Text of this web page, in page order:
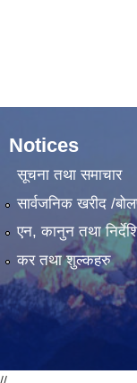
Notices
सूचना तथा समाचार
सार्वजनिक खरीद /
एन, कानुन तथा
कर तथा शुल्कहरु